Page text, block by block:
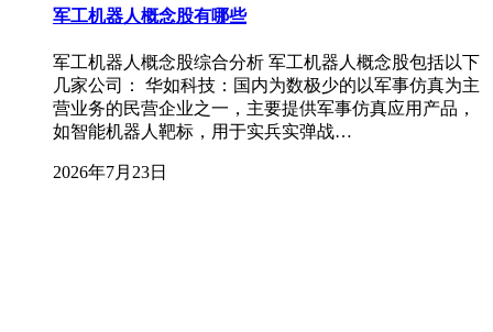
军工机器人概念股有哪些
军工机器人概念股综合分析 军工机器人概念股包括以下
几家公司： 华如科技：国内为数极少的以军事仿真为主
营业务的民营企业之一，主要提供军事仿真应用产品，
如智能机器人靶标，用于实兵实弹战…
2026年7月23日